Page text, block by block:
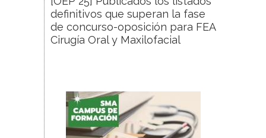
definitivos que superan la fase
de concurso-oposición para FEA
Cirugía Oral y Maxilofacial